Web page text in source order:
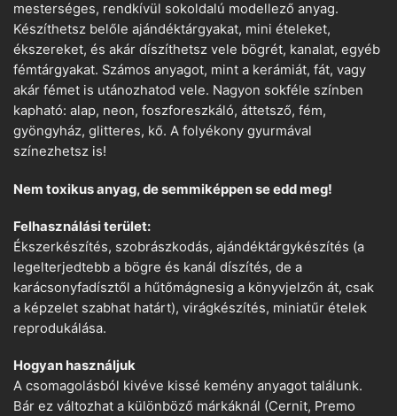
mesterséges, rendkívül sokoldalú modellező anyag.
Készíthetsz belőle ajándéktárgyakat, mini ételeket,
ékszereket, és akár díszíthetsz vele bögrét, kanalat, egyéb
fémtárgyakat. Számos anyagot, mint a kerámiát, fát, vagy
akár fémet is utánozhatod vele. Nagyon sokféle színben
kapható: alap, neon, foszforeszkáló, áttetsző, fém,
gyöngyház, glitteres, kő. A folyékony gyurmával
színezhetsz is!
Nem toxikus anyag, de semmiképpen se edd meg!
Felhasználási terület:
Ékszerkészítés, szobrászkodás, ajándéktárgykészítés (a
legelterjedtebb a bögre és kanál díszítés, de a
karácsonyfadísztől a hűtőmágnesig a könyvjelzőn át, csak
a képzelet szabhat határt), virágkészítés, miniatűr ételek
reprodukálása.
Hogyan használjuk
A csomagolásból kivéve kissé kemény anyagot találunk.
Bár ez változhat a különböző márkáknál (Cernit, Premo